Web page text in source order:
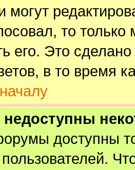
могут
то
его. Это
в то время
недоступны
доступны